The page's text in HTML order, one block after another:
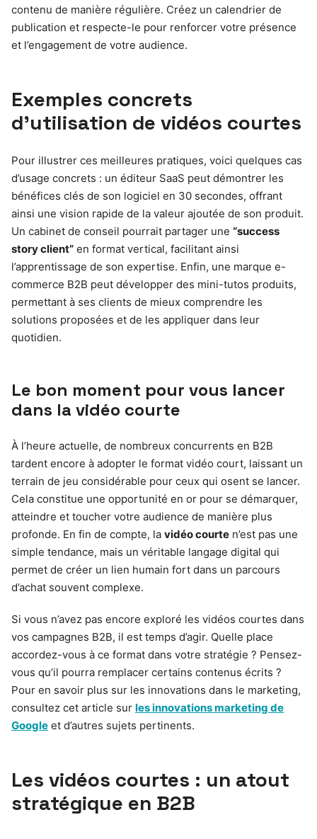
contenu de manière régulière. Créez un calendrier de
publication et respecte-le pour renforcer votre présence
et l’engagement de votre audience.
Exemples concrets
d’utilisation de vidéos courtes
Pour illustrer ces meilleures pratiques, voici quelques cas
d’usage concrets : un éditeur SaaS peut démontrer les
bénéfices clés de son logiciel en 30 secondes, offrant
ainsi une vision rapide de la valeur ajoutée de son produit.
Un cabinet de conseil pourrait partager une “success
story client” en format vertical, facilitant ainsi
l’apprentissage de son expertise. Enfin, une marque e-
commerce B2B peut développer des mini-tutos produits,
permettant à ses clients de mieux comprendre les
solutions proposées et de les appliquer dans leur
quotidien.
Le bon moment pour vous lancer
dans la vidéo courte
À l’heure actuelle, de nombreux concurrents en B2B
tardent encore à adopter le format vidéo court, laissant un
terrain de jeu considérable pour ceux qui osent se lancer.
Cela constitue une opportunité en or pour se démarquer,
atteindre et toucher votre audience de manière plus
profonde. En fin de compte, la vidéo courte n’est pas une
simple tendance, mais un véritable langage digital qui
permet de créer un lien humain fort dans un parcours
d’achat souvent complexe.
Si vous n’avez pas encore exploré les vidéos courtes dans
vos campagnes B2B, il est temps d’agir. Quelle place
accordez-vous à ce format dans votre stratégie ? Pensez-
vous qu’il pourra remplacer certains contenus écrits ?
Pour en savoir plus sur les innovations dans le marketing,
consultez cet article sur les innovations marketing de
Google et d’autres sujets pertinents.
Les vidéos courtes : un atout
stratégique en B2B